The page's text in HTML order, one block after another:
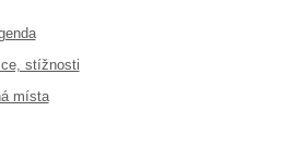
stížnosti
místa